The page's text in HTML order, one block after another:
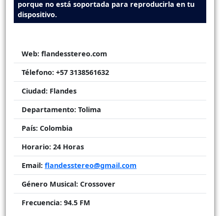
porque no está soportada para reproducirla en tu
dispositivo.
Web: flandesstereo.com
Télefono: +57 3138561632
Ciudad: Flandes
Departamento: Tolima
País: Colombia
Horario: 24 Horas
Email: flandesstereo@gmail.com
Género Musical: Crossover
Frecuencia: 94.5 FM